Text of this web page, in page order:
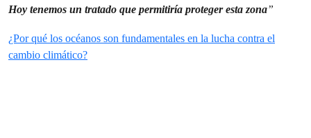
Hoy tenemos un tratado que permitiría proteger esta zona”
¿Por qué los océanos son fundamentales en la lucha contra el
cambio climático?